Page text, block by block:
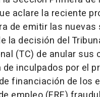
aclare la reciente
de emitir las
la decisión del
(TC) de anular sus
de inculpados por el
financiación de los